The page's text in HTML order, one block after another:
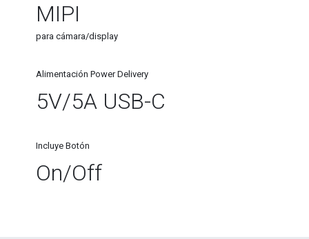
Incluye Botón
On/Off
Alimentación Power Delivery
5V/5A USB-C
MIPI
para cámara/display